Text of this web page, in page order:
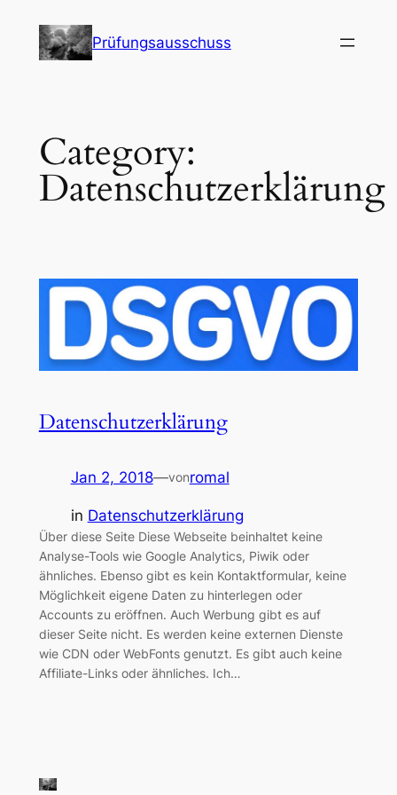
content
Prüfungsausschuss
Category:
Datenschutzerklärung
Datenschutzerklärung
Jan 2, 2018—vonromal
in Datenschutzerklärung
Über diese Seite Diese Webseite beinhaltet keine
Analyse-Tools wie Google Analytics, Piwik oder
ähnliches. Ebenso gibt es kein Kontaktformular, keine
Möglichkeit eigene Daten zu hinterlegen oder
Accounts zu eröffnen. Auch Werbung gibt es auf
dieser Seite nicht. Es werden keine externen Dienste
wie CDN oder WebFonts genutzt. Es gibt auch keine
Affiliate-Links oder ähnliches. Ich…